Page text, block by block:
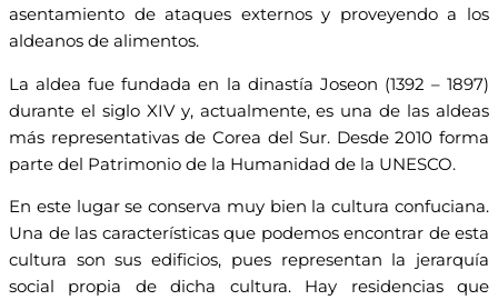
asentamiento de ataques externos y proveyendo a los
aldeanos de alimentos.
La aldea fue fundada en la dinastía Joseon (1392 – 1897)
durante el siglo XIV y, actualmente, es una de las aldeas
más representativas de Corea del Sur. Desde 2010 forma
parte del Patrimonio de la Humanidad de la UNESCO.
En este lugar se conserva muy bien la cultura confuciana.
Una de las características que podemos encontrar de esta
cultura son sus edificios, pues representan la jerarquía
social propia de dicha cultura. Hay residencias que